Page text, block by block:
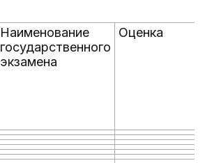
Наименование
государственного
экзамена
Оценка